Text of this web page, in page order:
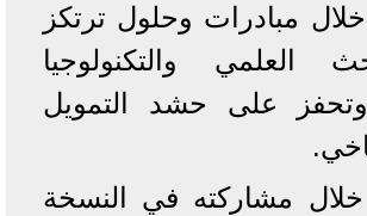
مبادرات وحلول ترتكز
العلمي والتكنولوجيا
وتحفز على حشد التمويل
مشاركته في النسخة